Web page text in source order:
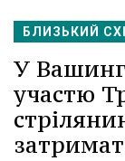
БЛИЗЬКИЙ
У
участю